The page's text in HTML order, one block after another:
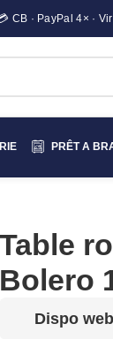
CB · PayPal 4× ·
PRÊT A
Table
Bolero
Dispo